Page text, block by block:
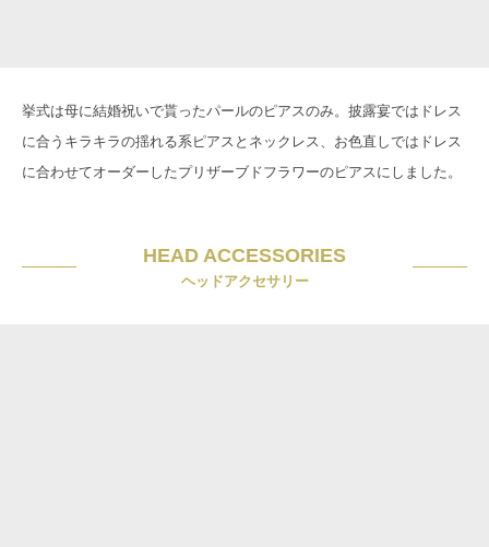
挙式は母に結婚祝いで貰ったパールのピアスのみ。披露宴ではドレス
に合うキラキラの揺れる系ピアスとネックレス、お色直しではドレス
に合わせてオーダーしたプリザーブドフラワーのピアスにしました。
HEAD ACCESSORIES
ヘッドアクセサリー